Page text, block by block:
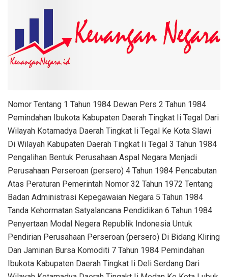
Nomor Tentang 1 Tahun 1984 Dewan Pers 2 Tahun 1984
Pemindahan Ibukota Kabupaten Daerah Tingkat Ii Tegal Dari
Wilayah Kotamadya Daerah Tingkat Ii Tegal Ke Kota Slawi
Di Wilayah Kabupaten Daerah Tingkat Ii Tegal 3 Tahun 1984
Pengalihan Bentuk Perusahaan Aspal Negara Menjadi
Perusahaan Perseroan (persero) 4 Tahun 1984 Pencabutan
Atas Peraturan Pemerintah Nomor 32 Tahun 1972 Tentang
Badan Administrasi Kepegawaian Negara 5 Tahun 1984
Tanda Kehormatan Satyalancana Pendidikan 6 Tahun 1984
Penyertaan Modal Negera Republik Indonesia Untuk
Pendirian Perusahaan Perseroan (persero) Di Bidang Kliring
Dan Jaminan Bursa Komoditi 7 Tahun 1984 Pemindahan
Ibukota Kabupaten Daerah Tingkat Ii Deli Serdang Dari